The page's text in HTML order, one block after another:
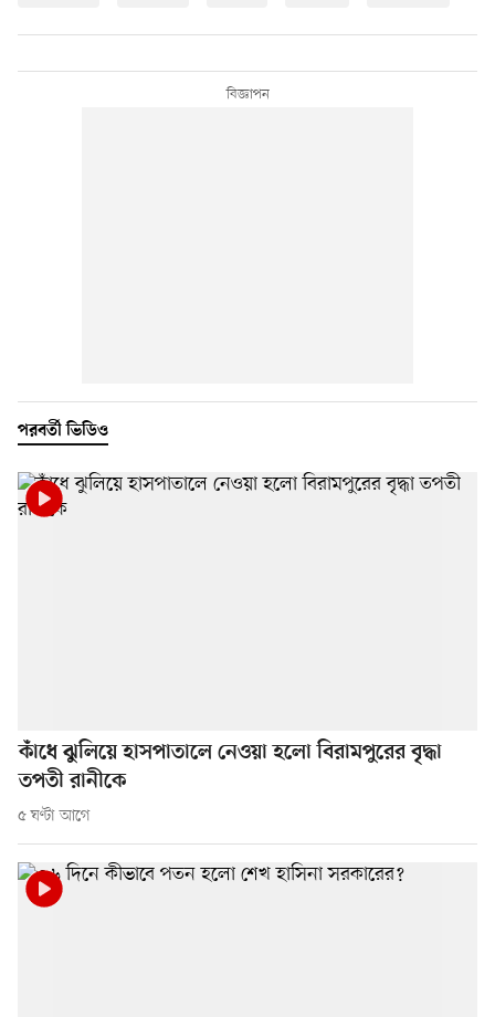
পরবর্তী ভিডিও
কাঁধে ঝুলিয়ে হাসপাতালে নেওয়া হলো বিরামপুরের বৃদ্ধা
তপতী রানীকে
৫ ঘণ্টা আগে